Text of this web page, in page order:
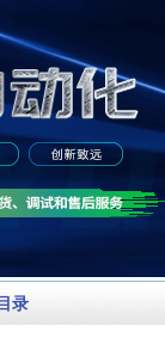
录